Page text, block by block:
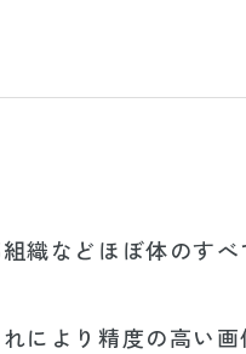
織などほぼ体のすべ
により精度の高い